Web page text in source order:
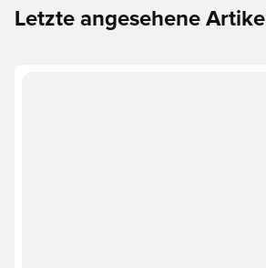
Letzte angesehene Artikel